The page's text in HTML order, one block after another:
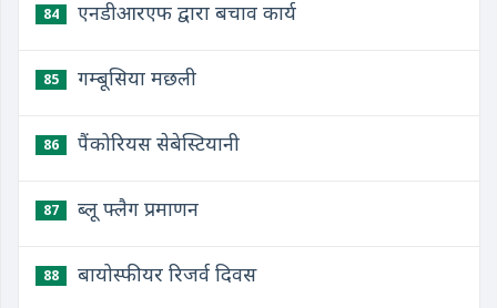
84 एनडीआरएफ द्वारा बचाव कार्य
85 गम्बूसिया मछली
86 पैंकोरियस सेबेस्टियानी
87 ब्लू फ्लैग प्रमाणन
88 बायोस्फीयर रिजर्व दिवस